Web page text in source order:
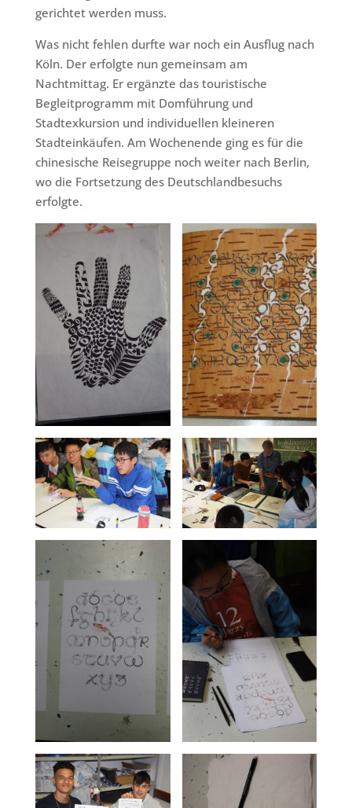
gerichtet werden muss.
Was nicht fehlen durfte war noch ein Ausflug nach
Köln. Der erfolgte nun gemeinsam am
Nachtmittag. Er ergänzte das touristische
Begleitprogramm mit Domführung und
Stadtexkursion und individuellen kleineren
Stadteinkäufen. Am Wochenende ging es für die
chinesische Reisegruppe noch weiter nach Berlin,
wo die Fortsetzung des Deutschlandbesuchs
erfolgte.